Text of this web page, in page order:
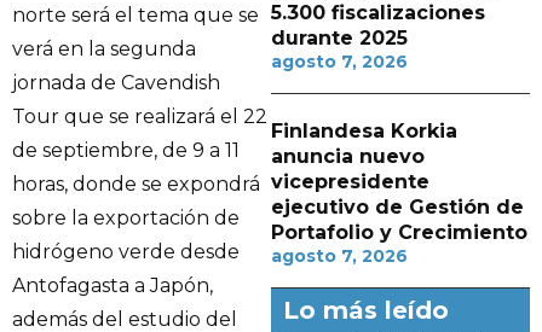
norte será el tema que se
verá en la segunda
jornada de Cavendish
Tour que se realizará el 22
de septiembre, de 9 a 11
horas, donde se expondrá
sobre la exportación de
hidrógeno verde desde
Antofagasta a Japón,
además del estudio del
5.300 fiscalizaciones
durante 2025
agosto 7, 2026
Finlandesa Korkia
anuncia nuevo
vicepresidente
ejecutivo de Gestión de
Portafolio y Crecimiento
agosto 7, 2026
Lo más leído